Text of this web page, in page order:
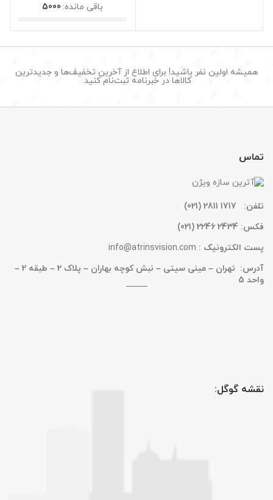
باقی مانده: 5000
همیشه اولین نفر باشید! برای اطلاع از آخرین تخفیف‌ها و جدیدترین
کالاها در خبرنامه ثبت‌نام کنید.
تماس
تلفن: 1717 2811 (021)
فکس: 2434 2246 (021)
پست الکترونیک : info@atrinsvision.com
آدرس: تهران – مینی سیتی – نبش کوچه بهاران – پلاک 2 – طبقه 2 –
واحد 5
نقشه گوگل: